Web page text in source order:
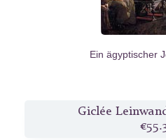
Ein ägyptischer
Giclée